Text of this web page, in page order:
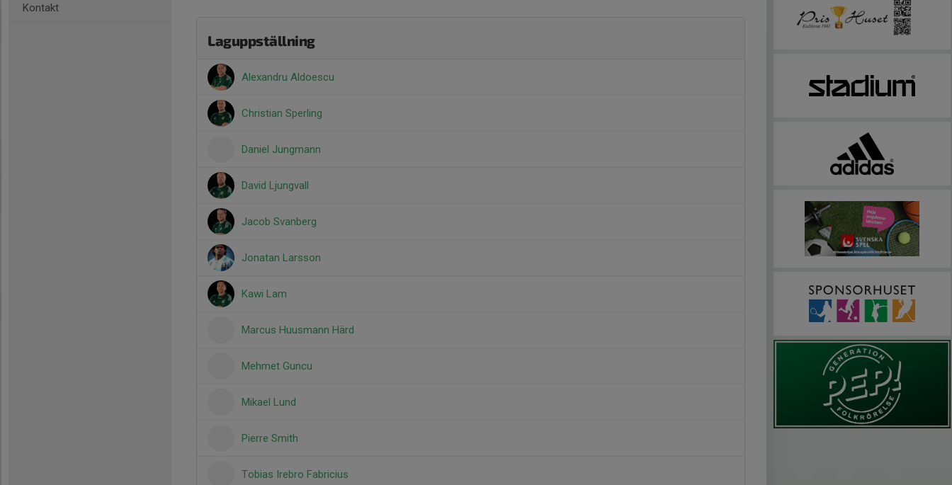
Kontakt
Laguppställning
Alexandru Aldoescu
Christian Sperling
Daniel Jungmann
David Ljungvall
Jacob Svanberg
Jonatan Larsson
Kawi Lam
Marcus Huusmann Härd
Mehmet Guncu
Mikael Lund
Pierre Smith
Tobias Irebro Fabricius